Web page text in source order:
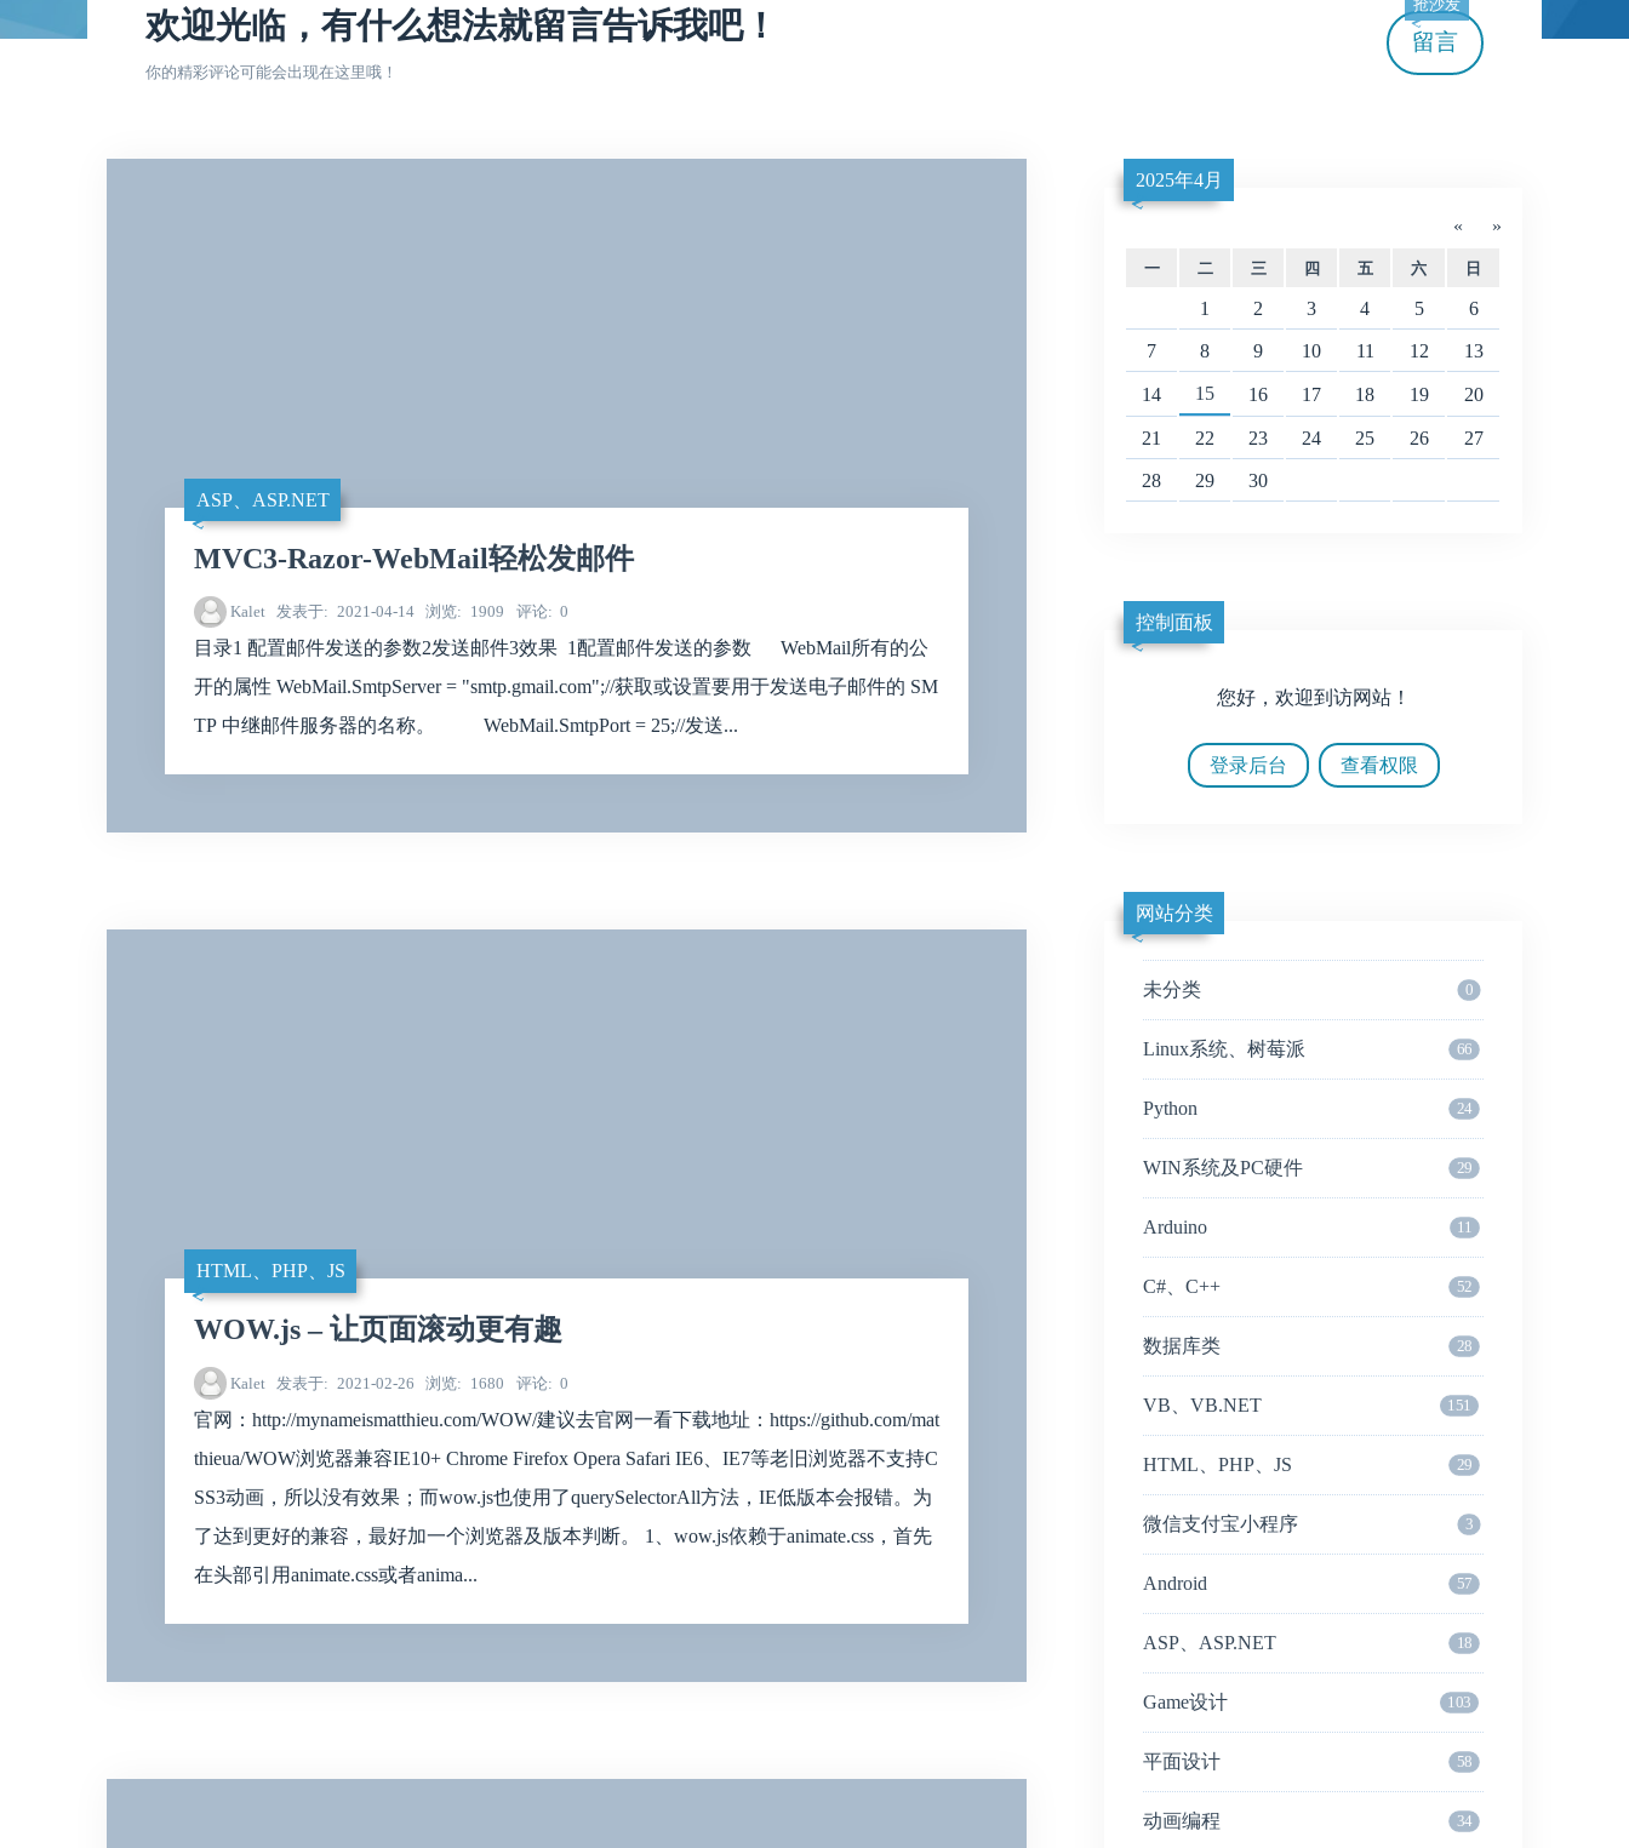
欢迎光临，有什么想法就留言告诉我吧！
你的精彩评论可能会出现在这里哦！
留言
抢沙发
ASP、ASP.NET
MVC3-Razor-WebMail轻松发邮件
Kalet 发表于 2021-04-14 浏览 1909 评论 0
目录1 配置邮件发送的参数2发送邮件3效果 1配置邮件发送的参数 WebMail所有的公
开的属性 WebMail.SmtpServer = "smtp.gmail.com";//获取或设置要用于发送电子邮件的 SM
TP 中继邮件服务器的名称。 WebMail.SmtpPort = 25;//发送...
HTML、PHP、JS
WOW.js – 让页面滚动更有趣
Kalet 发表于 2021-02-26 浏览 1680 评论 0
官网：http://mynameismatthieu.com/WOW/建议去官网一看下载地址：https://github.com/mat
thieua/WOW浏览器兼容IE10+ Chrome Firefox Opera Safari IE6、IE7等老旧浏览器不支持C
SS3动画，所以没有效果；而wow.js也使用了querySelectorAll方法，IE低版本会报错。为
了达到更好的兼容，最好加一个浏览器及版本判断。 1、wow.js依赖于animate.css，首先
在头部引用animate.css或者anima...
«
2025年4月
»
一 二 三 四 五 六 日
1 2 3 4 5 6
7 8 9 10 11 12 13
14 15 16 17 18 19 20
21 22 23 24 25 26 27
28 29 30
控制面板
您好，欢迎到访网站！
登录后台 查看权限
网站分类
未分类 0
Linux系统、树莓派 66
Python 24
WIN系统及PC硬件 29
Arduino 11
C#、C++ 52
数据库类 28
VB、VB.NET 151
HTML、PHP、JS 29
微信支付宝小程序 3
Android 57
ASP、ASP.NET 18
Game设计 103
平面设计 58
动画编程 34